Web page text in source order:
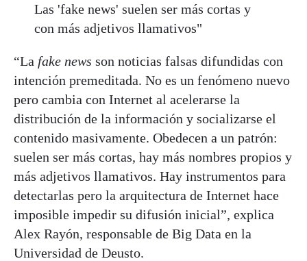
Las 'fake news' suelen ser más cortas y
con más adjetivos llamativos"
“La fake news son noticias falsas difundidas con
intención premeditada. No es un fenómeno nuevo
pero cambia con Internet al acelerarse la
distribución de la información y socializarse el
contenido masivamente. Obedecen a un patrón:
suelen ser más cortas, hay más nombres propios y
más adjetivos llamativos. Hay instrumentos para
detectarlas pero la arquitectura de Internet hace
imposible impedir su difusión inicial”, explica
Alex Rayón, responsable de Big Data en la
Universidad de Deusto.